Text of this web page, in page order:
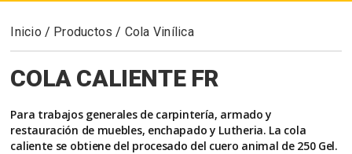
Inicio / Productos / Cola Vinílica
COLA CALIENTE FR
Para trabajos generales de carpintería, armado y
restauración de muebles, enchapado y Lutheria. La cola
caliente se obtiene del procesado del cuero animal de 250 Gel.